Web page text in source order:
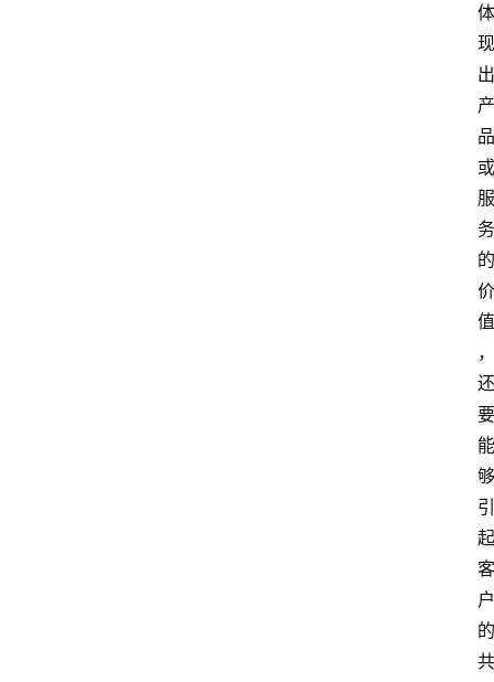
体
现
出
产
品
或
服
务
的
价
值
，
还
要
能
够
引
起
客
户
的
共